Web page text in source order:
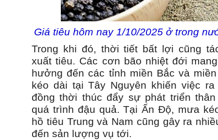
Giá tiêu hôm nay 1/10/2025 ở trong
Trong khi đó, thời tiết bất lợi cũng
xuất tiêu. Các cơn bão nhiệt đới
hưởng đến các tỉnh miền Bắc và
kéo dài tại Tây Nguyên khiến việc
đồng thời thúc đẩy sự phát triển
quá trình đậu quả. Tại Ấn Độ, mưa
hồ tiêu Trung và Nam cũng gây ra
đến sản lượng vụ tới.